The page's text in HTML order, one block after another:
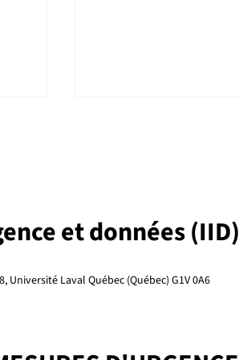
thème central des des
et données (IID)
Université Laval Québec (Québec) G1V 0A6